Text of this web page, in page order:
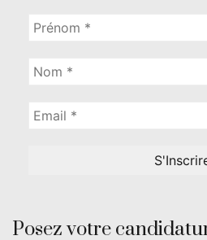
Posez votre